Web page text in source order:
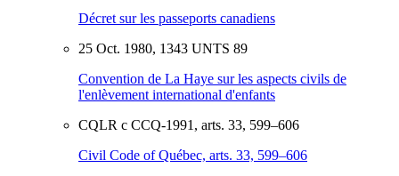
Décret sur les passeports canadiens
25 Oct. 1980, 1343 UNTS 89
Convention de La Haye sur les aspects civils de
l'enlèvement international d'enfants
CQLR c CCQ-1991, arts. 33, 599–606
Civil Code of Québec, arts. 33, 599–606